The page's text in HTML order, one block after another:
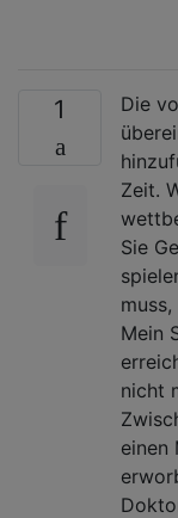
1
Die
Zeit.
Sie
Mein
nicht
einen